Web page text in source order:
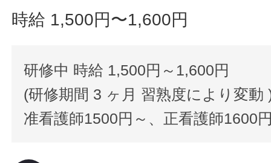
時給 1,500円〜1,600円
研修中 時給 1,500円～1,600円
(研修期間 3 ヶ月 習熟度により変動
准看護師1500円～、正看護師1600